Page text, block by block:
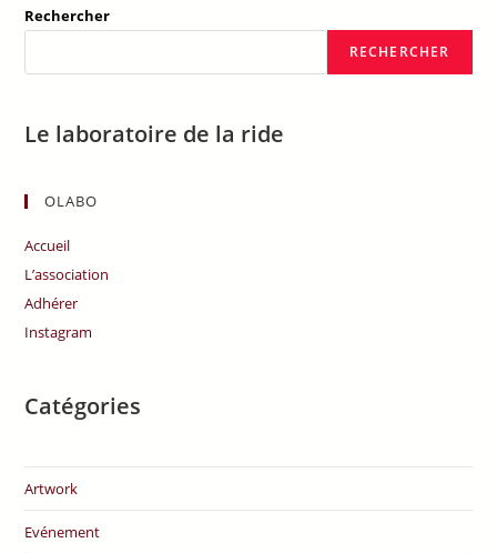
Rechercher
RECHERCHER
Le laboratoire de la ride
OLABO
Accueil
L’association
Adhérer
Instagram
Catégories
Artwork
Evénement